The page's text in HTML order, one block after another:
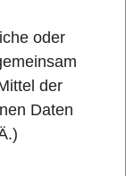
oder
der
Daten